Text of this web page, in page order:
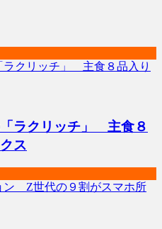
ラクリッチ」 主食８
ス